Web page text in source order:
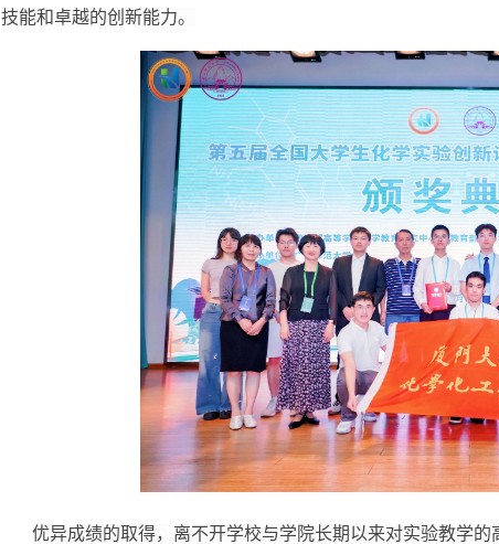
技能和卓越的创新能力。
优异成绩的取得，离不开学校与学院长期以来对实验教学